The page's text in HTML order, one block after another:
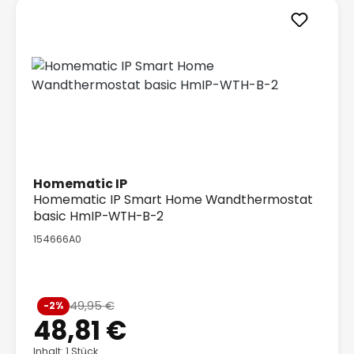
Homematic IP
Homematic IP Smart Home Wandthermostat
basic HmIP-WTH-B-2
154666A0
Verkaufspreis:
48,81 €
Regulärer Preis:
49,95 €
-2%